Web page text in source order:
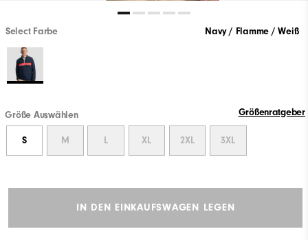
Select Farbe Navy / Flamme / Weiß
Größe Auswählen Größenratgeber
S M L XL 2XL 3XL
IN DEN EINKAUFSWAGEN LEGEN